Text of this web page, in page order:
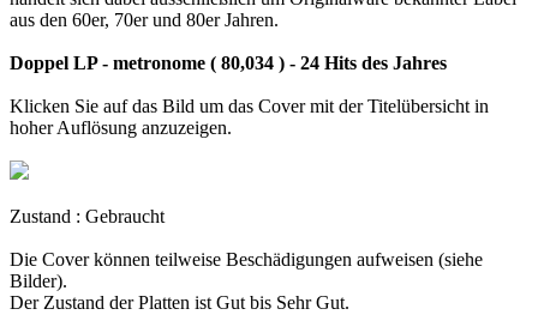
aus den 60er, 70er und 80er Jahren.
Doppel LP - metronome ( 80,034 ) - 24 Hits des Jahres
Klicken Sie auf das Bild um das Cover mit der Titelübersicht in
hoher Auflösung anzuzeigen.
Zustand : Gebraucht
Die Cover können teilweise Beschädigungen aufweisen (siehe
Bilder).
Der Zustand der Platten ist Gut bis Sehr Gut.